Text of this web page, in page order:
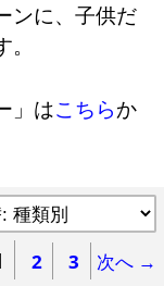
ンに、子供だ
」はこちらか
2 3 次へ →